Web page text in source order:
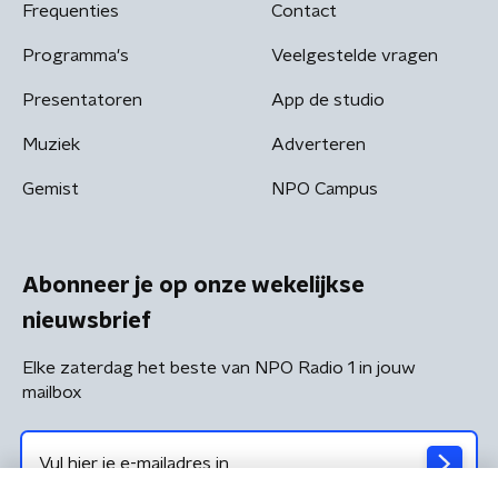
Frequenties
Programma's
Presentatoren
Muziek
Gemist
Contact
Veelgestelde vragen
App de studio
Adverteren
NPO Campus
Abonneer je op onze wekelijkse
nieuwsbrief
Elke zaterdag het beste van NPO Radio 1 in jouw
mailbox